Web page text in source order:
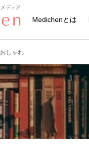
Medichenとは
おしゃれ